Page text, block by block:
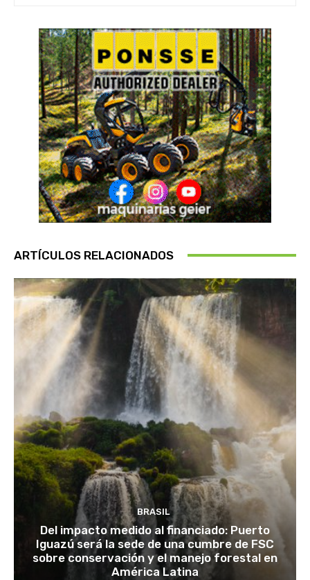
ARTÍCULOS RELACIONADOS
BRASIL
Del impacto medido al financiado: Puerto
Iguazú será la sede de una cumbre de FSC
sobre conservación y el manejo forestal en
América Latina